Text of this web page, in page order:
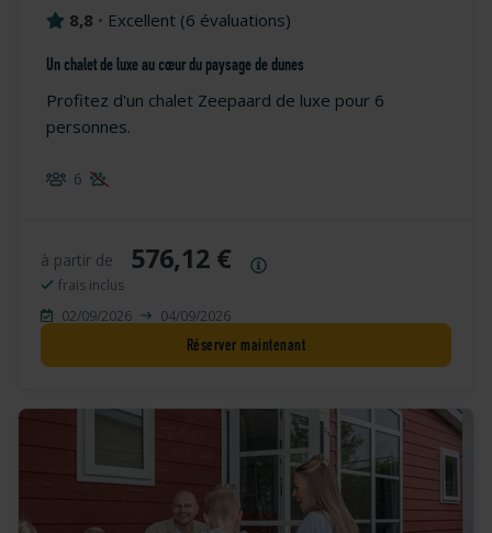
8,8 • Excellent (6 évaluations)
Un chalet de luxe au cœur du paysage de dunes
Profitez d'un chalet Zeepaard de luxe pour 6
personnes.
6
à partir de 576,12 €
frais inclus
02/09/2026
04/09/2026
Réserver maintenant